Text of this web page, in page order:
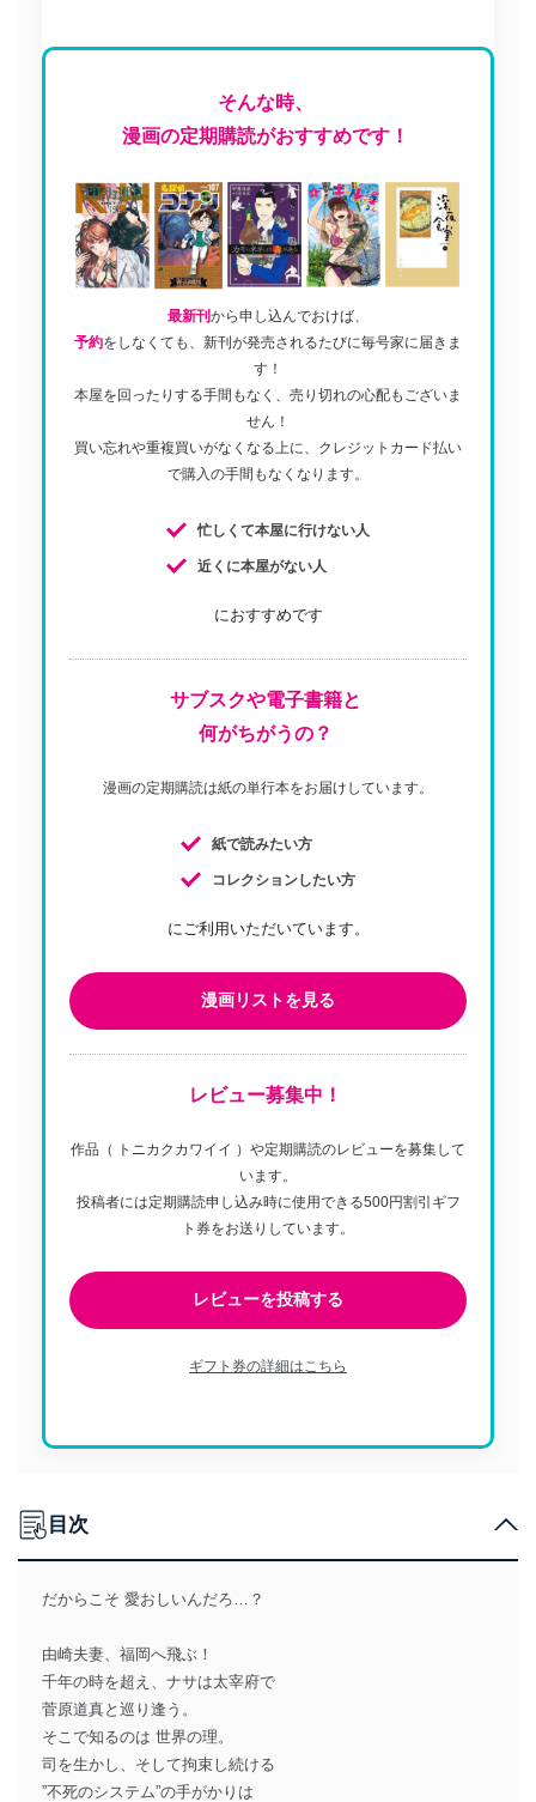
そんな時、
漫画の定期購読がおすすめです！
最新刊 から申し込んでおけば、
予約をしなくても、新刊が発売されるたびに毎号家に届きま
す！
本屋を回ったりする手間もなく、売り切れの心配もございま
せん！
買い忘れや重複買いがなくなる上に、クレジットカード払い
で購入の手間もなくなります。
忙しくて本屋に行けない人
近くに本屋がない人
におすすめです
サブスクや電子書籍と
何がちがうの？
漫画の定期購読は紙の単行本をお届けしています。
紙で読みたい方
コレクションしたい方
にご利用いただいています。
漫画リストを見る
レビュー募集中！
作品（ トニカクカワイイ ）や定期購読のレビューを募集して
います。
投稿者には定期購読申し込み時に使用できる500円割引ギフ
ト券をお送りしています。
レビューを投稿する
ギフト券の詳細はこちら
目次
だからこそ 愛おしいんだろ…？
由崎夫妻、福岡へ飛ぶ！
千年の時を超え、ナサは太宰府で
菅原道真と巡り逢う。
そこで知るのは 世界の理。
司を生かし、そして拘束し続ける
”不死のシステム”の手がかりは